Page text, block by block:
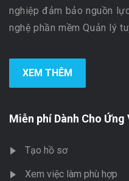
nghiệp đảm bảo nguồn
nghệ phần mềm Quản lý
XEM THÊM
Miễn phí Dành Cho Ứng
Tạo hồ sơ
Xem việc làm phù hợp